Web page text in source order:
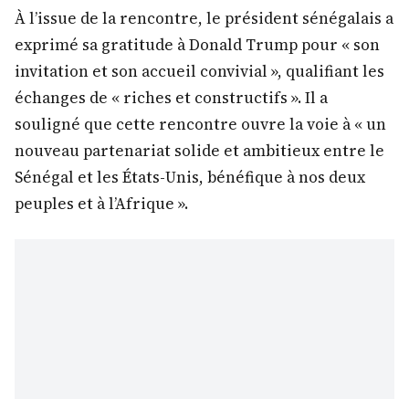
À l’issue de la rencontre, le président sénégalais a
exprimé sa gratitude à Donald Trump pour « son
invitation et son accueil convivial », qualifiant les
échanges de « riches et constructifs ». Il a
souligné que cette rencontre ouvre la voie à « un
nouveau partenariat solide et ambitieux entre le
Sénégal et les États-Unis, bénéfique à nos deux
peuples et à l’Afrique ».